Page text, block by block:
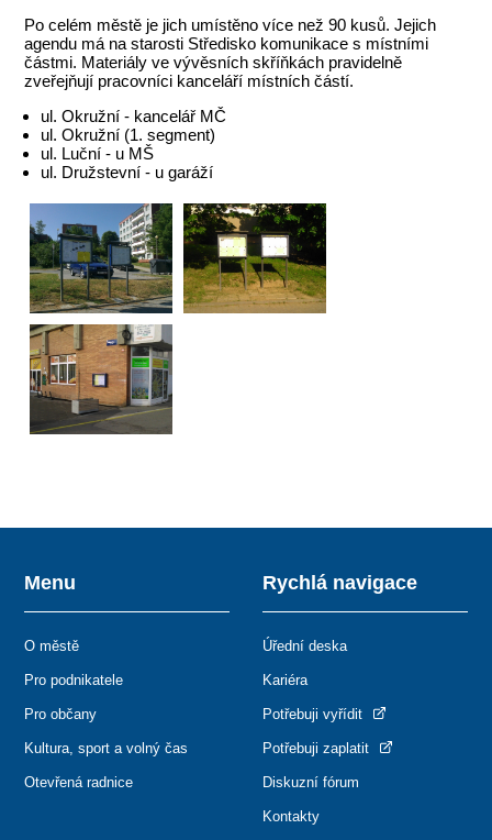
Po celém městě je jich umístěno více než 90 kusů. Jejich
agendu má na starosti Středisko komunikace s místními
částmi. Materiály ve vývěsních skříňkách pravidelně
zveřejňují pracovníci kanceláří místních částí.
ul. Okružní - kancelář MČ
ul. Okružní (1. segment)
ul. Luční - u MŠ
ul. Družstevní - u garáží
Menu
O městě
Pro podnikatele
Pro občany
Kultura, sport a volný čas
Otevřená radnice
Rychlá navigace
Úřední deska
Kariéra
Potřebuji vyřídit
Potřebuji zaplatit
Diskuzní fórum
Kontakty